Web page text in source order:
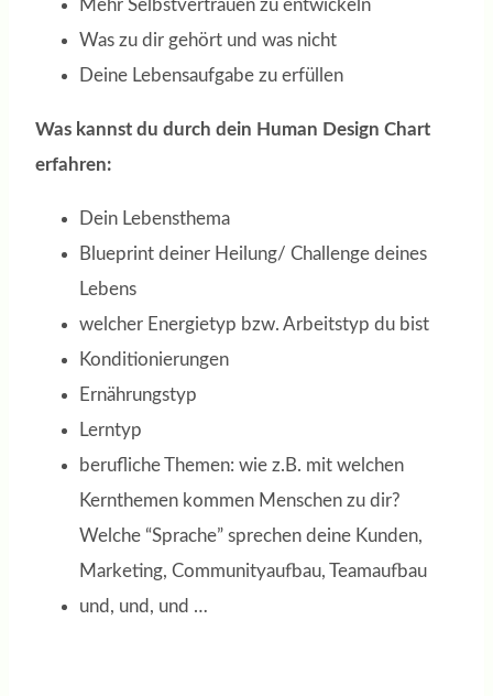
Mehr Selbstvertrauen zu entwickeln
Was zu dir gehört und was nicht
Deine Lebensaufgabe zu erfüllen
Was kannst du durch dein Human Design Chart
erfahren:
Dein Lebensthema
Blueprint deiner Heilung/ Challenge deines
Lebens
welcher Energietyp bzw. Arbeitstyp du bist
Konditionierungen
Ernährungstyp
Lerntyp
berufliche Themen: wie z.B. mit welchen
Kernthemen kommen Menschen zu dir?
Welche “Sprache” sprechen deine Kunden,
Marketing, Communityaufbau, Teamaufbau
und, und, und …